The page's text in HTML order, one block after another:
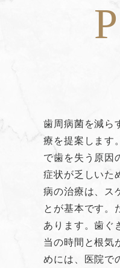
歯周病菌を減ら
療を提案します
で歯を失う原因
症状が乏しいた
病の治療は、ス
とが基本です。
あります。歯ぐ
当の時間と根気
めには、医院で